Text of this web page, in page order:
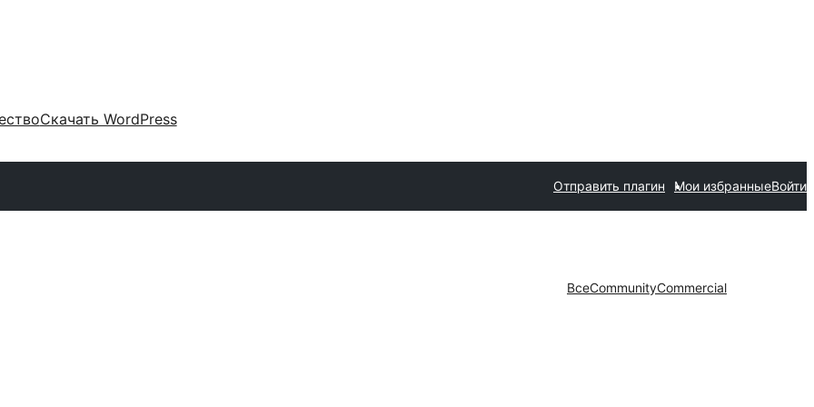
Скачать WordPress
Отправить плагин Мои избранныеВойти
ВсеCommunityCommercial